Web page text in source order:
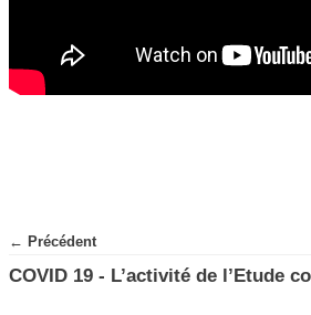
← Précédent
COVID 19 - L’activité de l’Etude